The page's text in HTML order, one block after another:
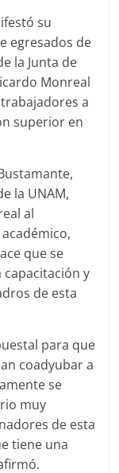
su
egresados de
la Junta de
Monreal
a
superior en
la UNAM,
al
que se
y
de esta
para que
coadyubar a
se
muy
de esta
tiene una